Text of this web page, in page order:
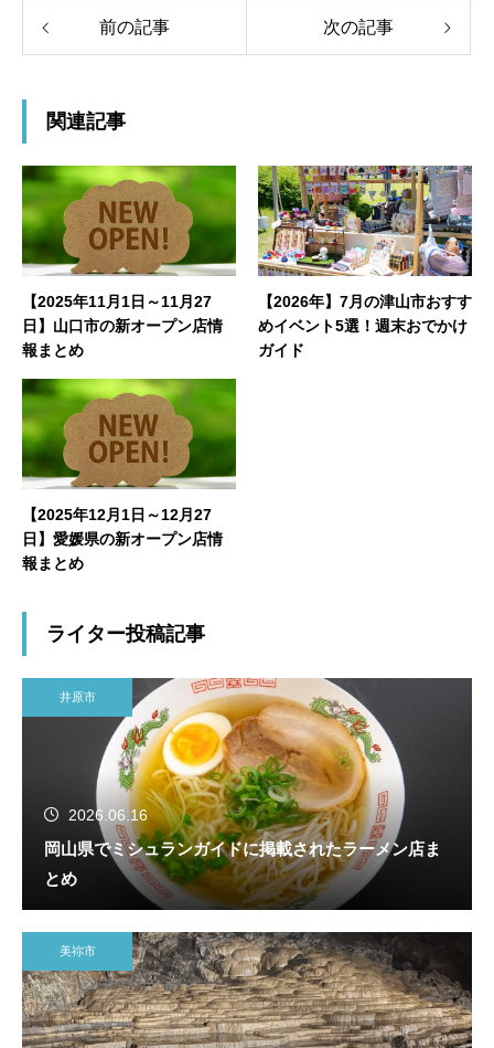
前の記事 次の記事
関連記事
【2025年11月1日～11月27
日】山口市の新オープン店情
報まとめ
【2026年】7月の津山市おすす
めイベント5選！週末おでかけ
ガイド
【2025年12月1日～12月27
日】愛媛県の新オープン店情
報まとめ
ライター投稿記事
井原市
2026.06.16
岡山県でミシュランガイドに掲載されたラーメン店ま
とめ
美祢市